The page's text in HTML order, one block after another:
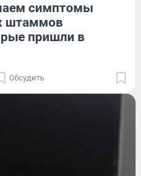
симптомы
штаммов
пришли в
Обсудить